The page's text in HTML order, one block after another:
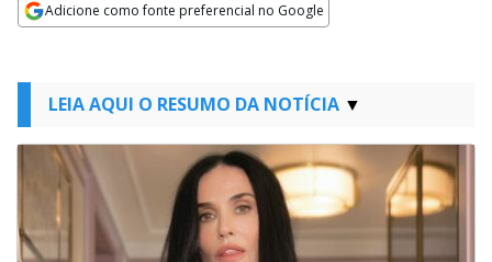
Adicione como fonte preferencial no Google
LEIA AQUI O RESUMO DA NOTÍCIA